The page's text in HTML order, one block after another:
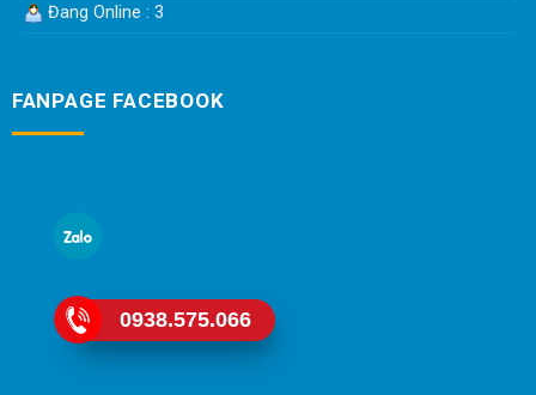
Đang Online : 3
FANPAGE FACEBOOK
0938.575.066